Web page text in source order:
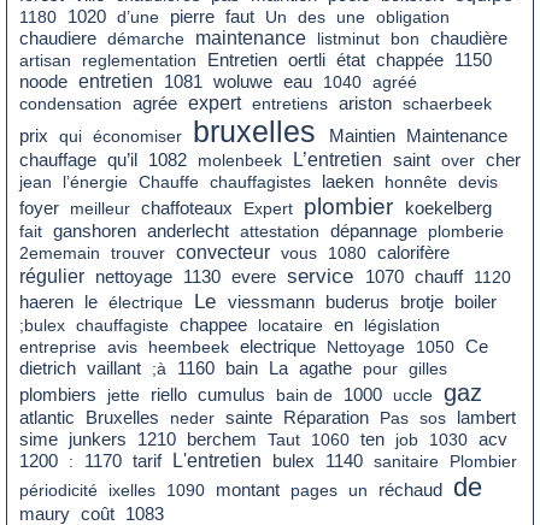
1180 1020 d’une pierre faut Un des une obligation
chaudiere démarche maintenance listminut bon chaudière
artisan reglementation Entretien oertli état chappée
1150
noode entretien 1081 woluwe eau 1040 agréé
condensation
agrée expert entretiens ariston schaerbeek
prix qui économiser bruxelles Maintien Maintenance
chauffage qu’il 1082 molenbeek L’entretien saint over cher
jean l’énergie Chauffe chauffagistes laeken honnête devis
foyer meilleur chaffoteaux Expert plombier
koekelberg
fait ganshoren anderlecht attestation dépannage
plomberie
2ememain
trouver convecteur vous 1080 calorifère
régulier nettoyage 1130 evere service 1070 chauff
1120
haeren
le électrique Le viessmann buderus brotje boiler
;bulex chauffagiste chappee locataire en
législation
entreprise avis heembeek electrique Nettoyage 1050 Ce
dietrich vaillant ;à 1160 bain La agathe pour gilles
plombiers
jette riello cumulus bain de 1000 uccle gaz
atlantic Bruxelles neder sainte Réparation Pas sos
lambert
sime
junkers 1210 berchem Taut 1060 ten job 1030 acv
1200
: 1170 tarif L'entretien bulex 1140 sanitaire
Plombier
périodicité
ixelles 1090 montant pages un réchaud de
maury coût 1083